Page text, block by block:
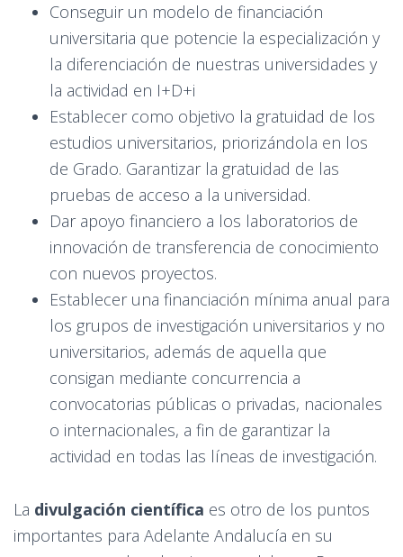
Conseguir un modelo de financiación
universitaria que potencie la especialización y
la diferenciación de nuestras universidades y
la actividad en I+D+i
Establecer como objetivo la gratuidad de los
estudios universitarios, priorizándola en los
de Grado. Garantizar la gratuidad de las
pruebas de acceso a la universidad.
Dar apoyo financiero a los laboratorios de
innovación de transferencia de conocimiento
con nuevos proyectos.
Establecer una financiación mínima anual para
los grupos de investigación universitarios y no
universitarios, además de aquella que
consigan mediante concurrencia a
convocatorias públicas o privadas, nacionales
o internacionales, a fin de garantizar la
actividad en todas las líneas de investigación.
La divulgación científica es otro de los puntos
importantes para Adelante Andalucía en su